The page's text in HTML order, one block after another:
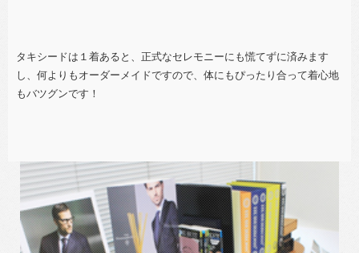
タキシードは１着あると、正式なセレモニーにも慌てずに済みます
し、何よりもオーダーメイドですので、体にもぴったり合って着心地
もバツグンです！